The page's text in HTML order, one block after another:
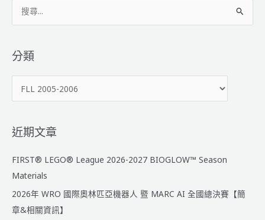
鍵
分類
類
近期文章
FIRST® LEGO® League 2026-2027 BIOGLOW™ Season
Materials
2026年 WRO 國際奧林匹亞機器人 暨 MARC AI 全國總決賽【簡
章&相關資訊】